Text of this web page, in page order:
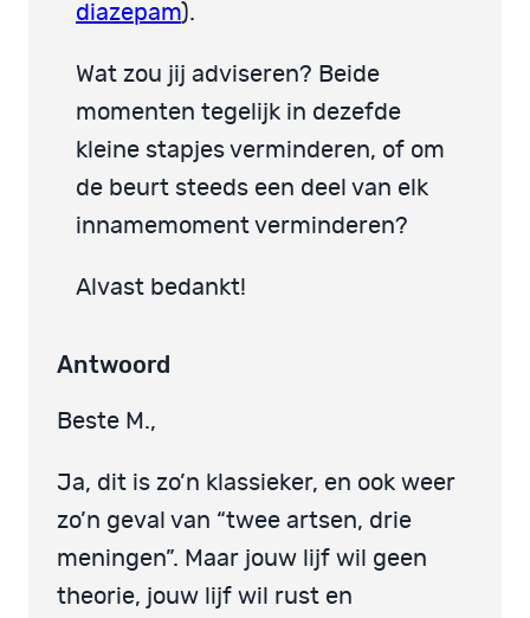
diazepam).
Wat zou jij adviseren? Beide
momenten tegelijk in dezefde
kleine stapjes verminderen, of om
de beurt steeds een deel van elk
innamemoment verminderen?
Alvast bedankt!
Antwoord
Beste M.,
Ja, dit is zo’n klassieker, en ook weer
zo’n geval van “twee artsen, drie
meningen”. Maar jouw lijf wil geen
theorie, jouw lijf wil rust en